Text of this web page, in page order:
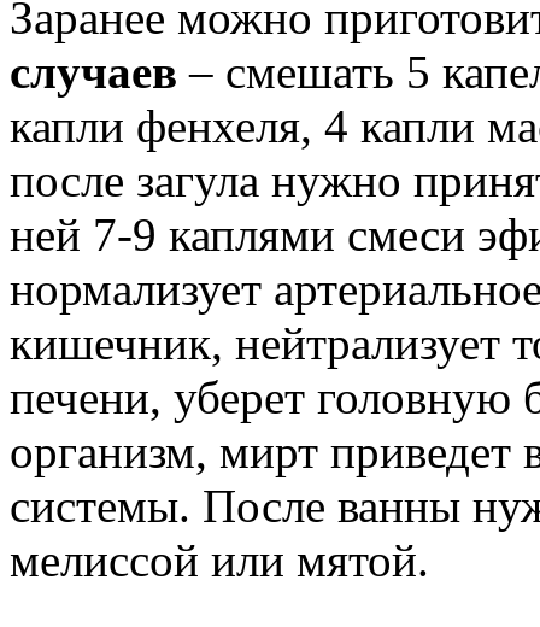
Заранее можно
случаев– смешать 5
капли фенхеля, 4 капли
после загула нужно
ней 7-9 каплями смеси
нормализует
кишечник, нейтрализует
печени, уберет головную
организм, мирт приведет
системы. После ванны
мелиссой или мятой.